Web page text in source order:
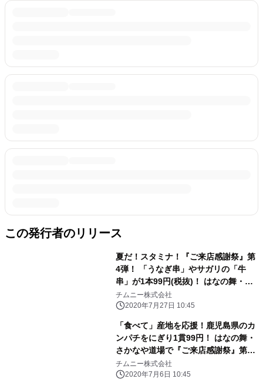
この発行者のリリース
夏だ！スタミナ！『ご来店感謝祭』第
4弾！ 「うなぎ串」やサガリの「牛
串」が1本99円(税抜)！ はなの舞・さ
かなや道場などチムニーグループで
8/2まで開催
チムニー株式会社
2020年7月27日 10:45
「食べて」産地を応援！鹿児島県のカ
ンパチをにぎり1貫99円！ はなの舞・
さかなや道場で『ご来店感謝祭』第3
弾 7/6より開催！
チムニー株式会社
2020年7月6日 10:45